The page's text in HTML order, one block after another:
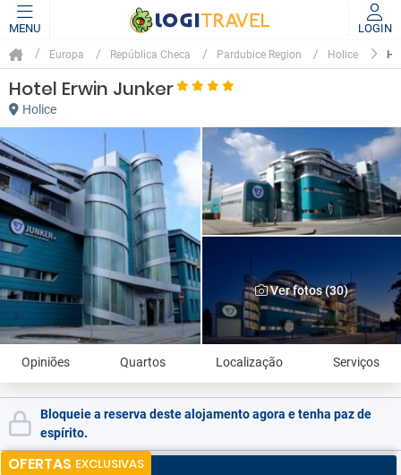
MENU LOGIN
Europa República Checa Pardubice Region Holice
Hotel Erwin Junker
Holice
Ver fotos (30)
Opiniões Quartos Localização Serviços
Bloqueie a reserva deste alojamento agora e tenha paz de
espírito.
OFERTAS EXCLUSIVAS